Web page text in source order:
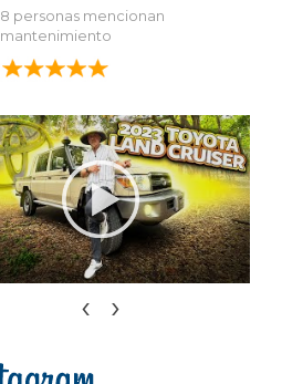
8 personas mencionan
mantenimiento
‹ ›